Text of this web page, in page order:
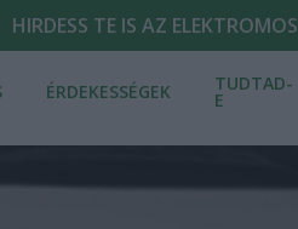
HIRDESS TE IS AZ
ÉRDEKESSÉGEK TUDTAD-
E